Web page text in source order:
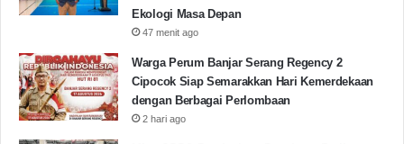
penyalahgunaan wewenang jabatan (Abuse of Power)
kepala Unit Penyelenggara Pelabuhan Kelas III
Labuan, hal itu terlihat dari pembiaran terhadap kapal-
kapal tongkang yang terdampar.
“Dari hasil investigasi dilapangan ditemukan kapal-
Ekologi Masa Depan
47 menit ago
Warga Perum Banjar Serang Regency 2
Cipocok Siap Semarakkan Hari Kemerdekaan
dengan Berbagai Perlombaan
2 hari ago